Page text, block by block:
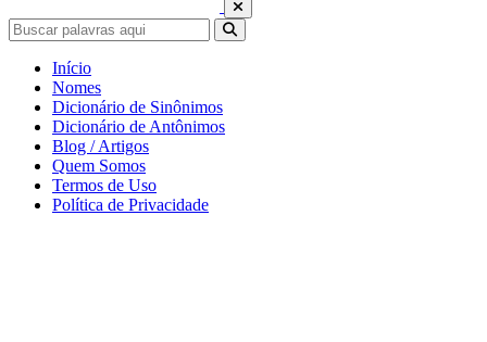
Início
Nomes
Dicionário de Sinônimos
Dicionário de Antônimos
Blog / Artigos
Quem Somos
Termos de Uso
Política de Privacidade